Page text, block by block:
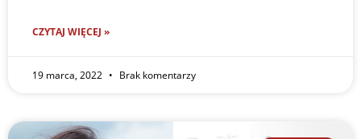
CZYTAJ WIĘCEJ »
19 marca, 2022 Brak komentarzy